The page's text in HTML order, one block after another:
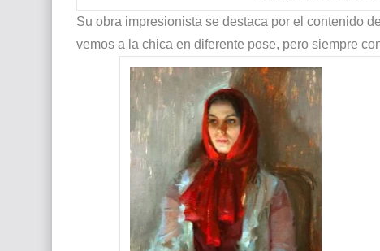
Su obra impresionista se destaca por el contenido
vemos a la chica en diferente pose, pero siempre